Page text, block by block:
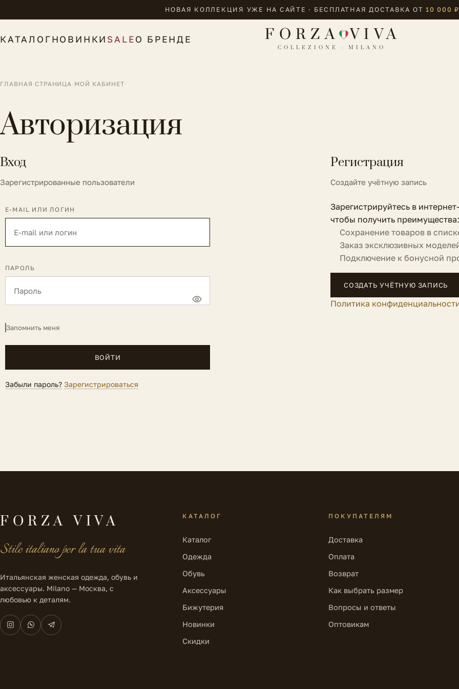
НОВАЯ КОЛЛЕКЦИЯ УЖЕ НА САЙТЕ · БЕСПЛАТНАЯ ДОСТАВКА ОТ10 000 ₽
КАТАЛОГНОВИНКИ SALEО БРЕНДЕ FORZA VIVA
COLLEZIONE · MILANO
ГЛАВНАЯ СТРАНИЦА· МОЙ КАБИНЕТ·
Авторизация
Вход
Зарегистрированные пользователи
Регистрация
Создайте учётную запись
E-MAIL ИЛИ ЛОГИН
ПАРОЛЬ
Запомнить меня
ВОЙТИ
Забыли пароль? Зарегистрироваться
Зарегистрируйтесь в
чтобы получить преимущества:
Сохранение товаров в
Заказ эксклюзивных
Подключение к бонусной
СОЗДАТЬ УЧЁТНУЮ ЗАПИСЬ
Политика
FORZA VIVA
Stile italiano per la tua vita
Итальянская женская одежда, обувь и
аксессуары. Milano — Москва, с
любовью к деталям.
КАТАЛОГ
Каталог
Одежда
Обувь
Аксессуары
Бижутерия
Новинки
Скидки
ПОКУПАТЕЛЯМ
Доставка
Оплата
Возврат
Как выбрать размер
Вопросы и ответы
Оптовикам